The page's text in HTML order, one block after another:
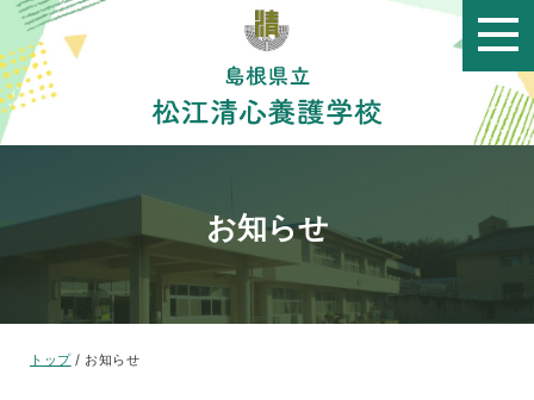
このページの本文へ
お知らせ
現
トップ/ お知らせ